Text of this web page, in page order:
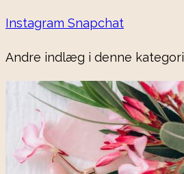
Instagram Snapchat
Andre indlæg i denne kategori